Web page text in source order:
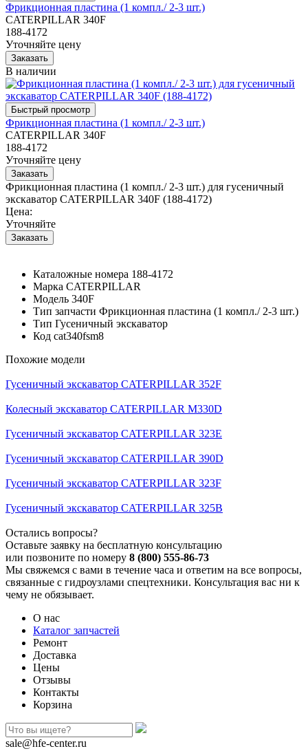
Фрикционная пластина (1 компл./ 2-3 шт.)
CATERPILLAR 340F
188-4172
Уточняйте цену
В наличии
Фрикционная пластина (1 компл./ 2-3 шт.)
CATERPILLAR 340F
188-4172
Уточняйте цену
Фрикционная пластина (1 компл./ 2-3 шт.) для гусеничный
экскаватор CATERPILLAR 340F (188-4172)
Цена:
Уточняйте
Каталожные номера 188-4172
Марка CATERPILLAR
Модель 340F
Тип запчасти Фрикционная пластина (1 компл./ 2-3 шт.)
Тип Гусеничный экскаватор
Код cat340fsm8
Похожие модели
Гусеничный экскаватор CATERPILLAR 352F
Колесный экскаватор CATERPILLAR M330D
Гусеничный экскаватор CATERPILLAR 323E
Гусеничный экскаватор CATERPILLAR 390D
Гусеничный экскаватор CATERPILLAR 323F
Гусеничный экскаватор CATERPILLAR 325B
Остались вопросы?
Оставьте заявку на бесплатную консультацию
или позвоните по номеру 8 (800) 555-86-73
Мы свяжемся с вами в течение часа и ответим на все вопросы,
связанные с гидроузлами спецтехники. Консультация вас ни к
чему не обязывает.
О нас
Каталог запчастей
Ремонт
Доставка
Цены
Отзывы
Контакты
Корзина
sale@hfe-center.ru